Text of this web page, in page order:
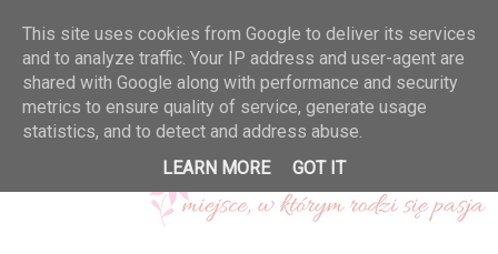
This site uses cookies from Google to deliver its services
and to analyze traffic. Your IP address and user-agent are
shared with Google along with performance and security
metrics to ensure quality of service, generate usage
statistics, and to detect and address abuse.
LEARN MORE
GOT IT